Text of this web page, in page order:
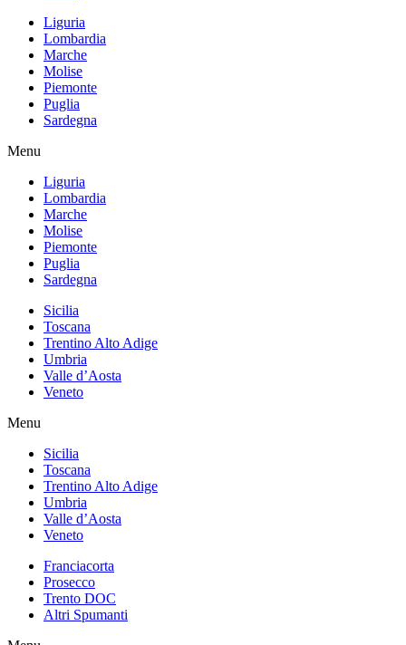
Liguria
Lombardia
Marche
Molise
Piemonte
Puglia
Sardegna
Menu
Liguria
Lombardia
Marche
Molise
Piemonte
Puglia
Sardegna
Sicilia
Toscana
Trentino Alto Adige
Umbria
Valle d’Aosta
Veneto
Menu
Sicilia
Toscana
Trentino Alto Adige
Umbria
Valle d’Aosta
Veneto
Franciacorta
Prosecco
Trento DOC
Altri Spumanti